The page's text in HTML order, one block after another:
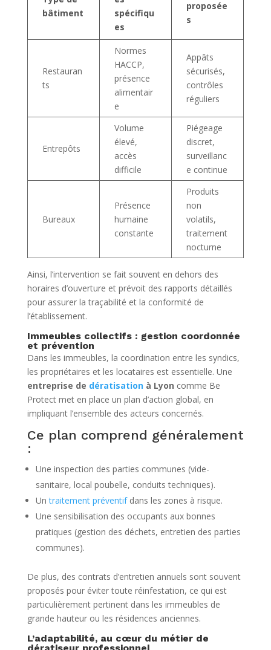
bâtiment
spécifiqu
es
proposée
s
Restauran
ts
Normes
HACCP,
présence
alimentair
e
Appâts
sécurisés,
contrôles
réguliers
Entrepôts
Volume
élevé,
accès
difficile
Piégeage
discret,
surveillanc
e continue
Bureaux
Présence
humaine
constante
Produits
non
volatils,
traitement
nocturne
Ainsi, l’intervention se fait souvent en dehors des
horaires d’ouverture et prévoit des rapports détaillés
pour assurer la traçabilité et la conformité de
l’établissement.
Immeubles collectifs : gestion coordonnée
et prévention
Dans les immeubles, la coordination entre les syndics,
les propriétaires et les locataires est essentielle. Une
entreprise de dératisationà Lyon comme Be
Protect met en place un plan d’action global, en
impliquant l’ensemble des acteurs concernés.
Ce plan comprend généralement
:
Une inspection des parties communes (vide-
sanitaire, local poubelle, conduits techniques).
Untraitement préventifdans les zones à risque.
Une sensibilisation des occupants aux bonnes
pratiques (gestion des déchets, entretien des parties
communes).
De plus, des contrats d’entretien annuels sont souvent
proposés pour éviter toute réinfestation, ce qui est
particulièrement pertinent dans les immeubles de
grande hauteur ou les résidences anciennes.
L’adaptabilité, au cœur du métier de